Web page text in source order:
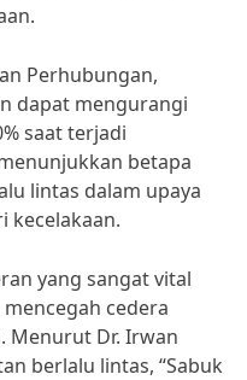
Perhubungan,
dapat mengurangi
saat terjadi
betapa
lintas dalam upaya
kecelakaan.
yang sangat vital
cedera
Menurut Dr. Irwan
berlalu lintas, “Sabuk